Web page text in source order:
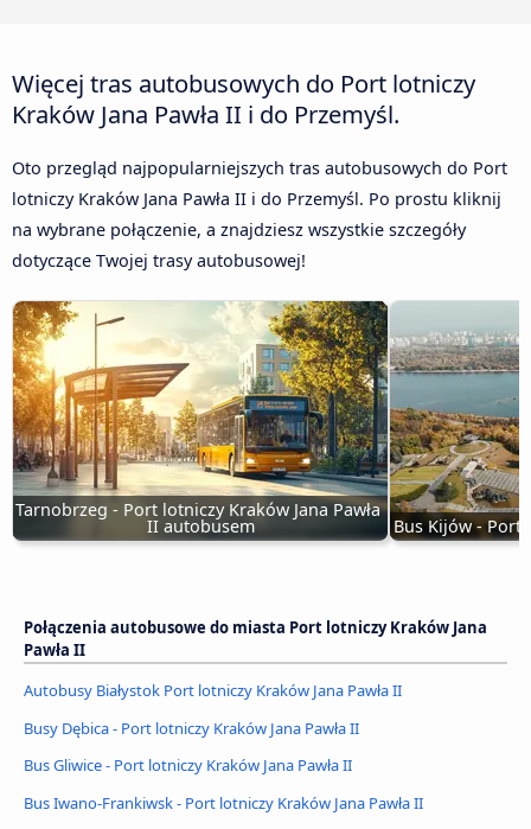
Więcej tras autobusowych do Port lotniczy
Kraków Jana Pawła II i do Przemyśl.
Oto przegląd najpopularniejszych tras autobusowych do Port
lotniczy Kraków Jana Pawła II i do Przemyśl. Po prostu kliknij
na wybrane połączenie, a znajdziesz wszystkie szczegóły
dotyczące Twojej trasy autobusowej!
Tarnobrzeg - Port lotniczy Kraków Jana Pawła
II autobusem Bus Kijów - Port
Połączenia autobusowe do miasta Port lotniczy Kraków Jana
Pawła II
Autobusy Białystok Port lotniczy Kraków Jana Pawła II
Busy Dębica - Port lotniczy Kraków Jana Pawła II
Bus Gliwice - Port lotniczy Kraków Jana Pawła II
Bus Iwano-Frankiwsk - Port lotniczy Kraków Jana Pawła II